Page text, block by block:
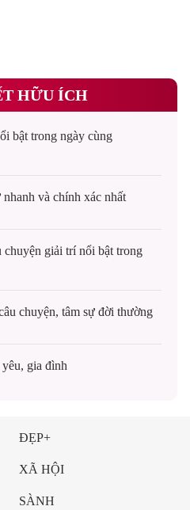
HỮU ÍCH
bật trong ngày cùng
nhanh và chính xác nhất
chuyện giải trínổi bật trong
chuyện, tâm sự đời thường
gia đình
ĐẸP+
XÃ HỘI
SÀNH